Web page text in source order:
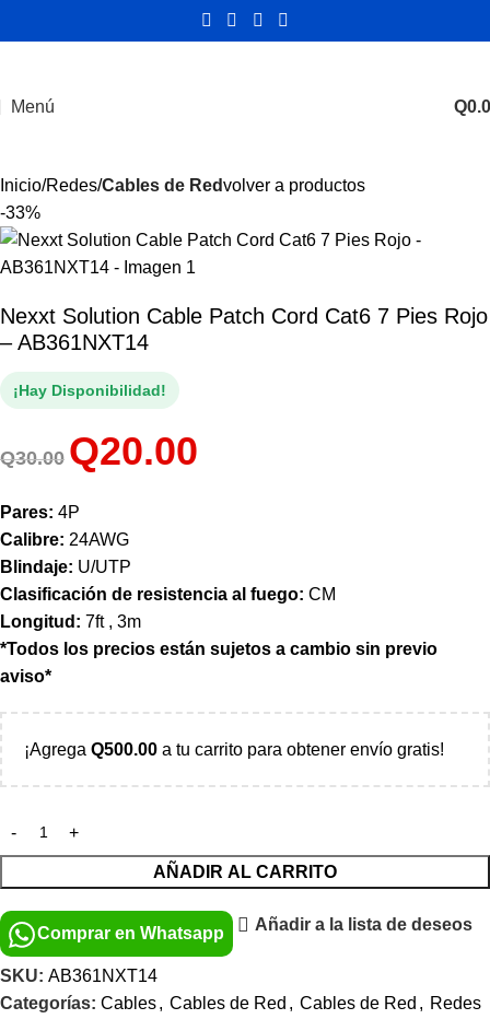
Menú Q
Inicio Redes Cables de Redvolver a productos
-33%
Nexxt Solution Cable Patch Cord Cat6 7 Pies Rojo
– AB361NXT14
¡Hay Disponibilidad!
Q30.00 Q20.00
Pares: 4P
Calibre: 24AWG
Blindaje: U/UTP
Clasificación de resistencia al fuego: CM
Longitud: 7ft , 3m
*Todos los precios están sujetos a cambio sin previo
aviso*
¡Agrega Q500.00 a tu carrito para obtener envío gratis!
AÑADIR AL CARRITO
Comprar en Whatsapp Añadir a la lista de deseos
SKU: AB361NXT14
Categorías: Cables, Cables de Red , Cables de Red , Redes